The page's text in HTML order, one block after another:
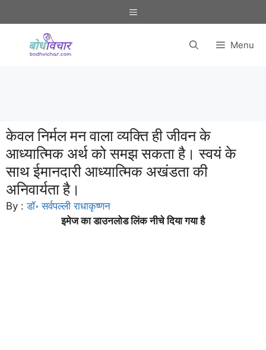
to
Menu
Menu
केवल निर्मल मन वाला व्यक्ति ही जीवन के
आध्यात्मिक अर्थ को समझ सकता है। स्वयं के
साथ ईमानदारी आध्यात्मिक अखंडता की
अनिवार्यता है।
By :डॉ॰ सर्वपल्ली राधाकृष्णन
इमेज का डाउनलोड लिंक नीचे दिया गया है